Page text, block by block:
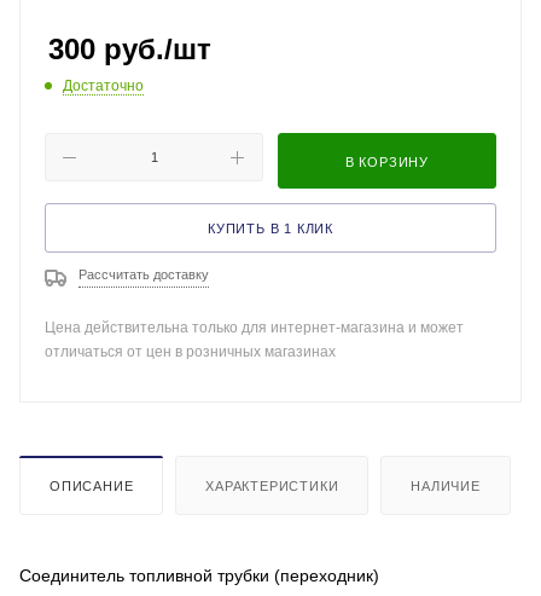
300 руб./шт
Достаточно
В КОРЗИНУ
КУПИТЬ В 1 КЛИК
Рассчитать доставку
Цена действительна только для интернет-магазина и может
отличаться от цен в розничных магазинах
ОПИСАНИЕ ХАРАКТЕРИСТИКИ НАЛИЧИЕ
Соединитель топливной трубки (переходник)